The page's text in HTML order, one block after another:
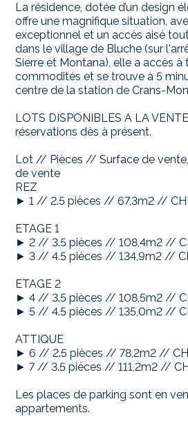
La résidence, dotée d’un design
offre une magnifique situation,
exceptionnel et un accès aisé
dans le village de Bluche (sur
Sierre et Montana), elle a accès à
commodités et se trouve à 5
centre de la station de Crans-
LOTS DISPONIBLES A LA
réservations dès à présent.
Lot // Pièces // Surface de
de vente
REZ
► 1 // 2.5 pièces // 67,3m2 //
ETAGE 1
► 2 // 3.5 pièces // 108,4m2 //
► 3 // 4.5 pièces // 134,9m2 //
ETAGE 2
► 4 // 3.5 pièces // 108,5m2 //
► 5 // 4.5 pièces // 135,0m2 //
ATTIQUE
► 6 // 2.5 pièces // 78,2m2 //
► 7 // 3.5 pièces // 111,2m2 //
Les places de parking sont en
appartements.